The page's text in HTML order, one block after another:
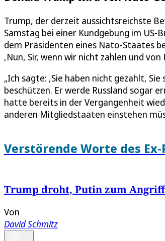
Trump, der derzeit aussichtsreichste
Samstag bei einer Kundgebung im
dem Präsidenten eines Nato-Staates
‚Nun, Sir, wenn wir nicht zahlen und
„Ich sagte: ‚Sie haben nicht gezahlt,
beschützen. Er werde Russland sogar
hatte bereits in der Vergangenheit
anderen Mitgliedstaaten einstehen
Verstörende Worte des
Trump droht, Putin zum
Von
David Schmitz